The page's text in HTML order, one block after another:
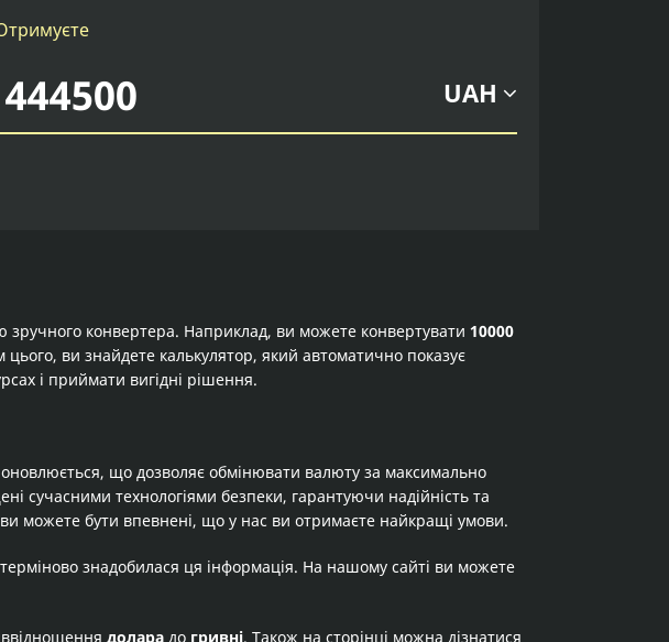
UAH
конвертера. Наприклад, ви можете конвертувати 10000
цього, ви знайдете калькулятор, який автоматично показує
і приймати вигідні рішення.
що дозволяє обмінювати валюту за максимально
сучасними технологіями безпеки, гарантуючи надійність та
можете бути впевнені, що у нас ви отримаєте найкращі умови.
знадобилася ця інформація. На нашому сайті ви можете
долара до гривні. Також на сторінці можна дізнатися